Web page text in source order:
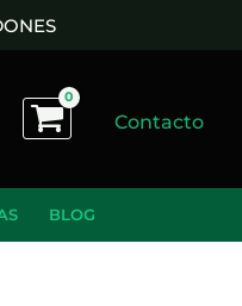
Contacto
BLOG